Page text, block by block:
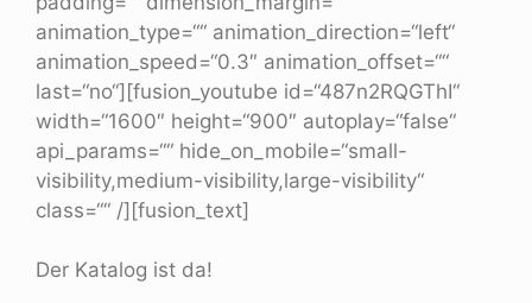
animation_type=““ animation_direction=“left“
animation_speed=“0.3″ animation_offset=““
last=“no“][fusion_youtube id=“487n2RQGThI“
width=“1600″ height=“900″ autoplay=“false“
api_params=““ hide_on_mobile=“small-
visibility,medium-visibility,large-visibility“
class=““ /][fusion_text]
Der Katalog ist da!